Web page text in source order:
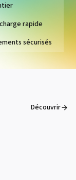
rapide
sécurisés
Découvrir